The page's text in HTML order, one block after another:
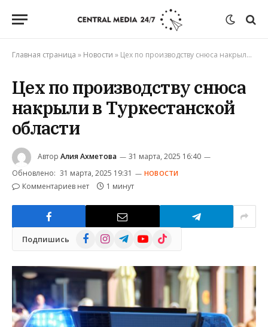
Главная страница » Новости » Цех по производству снюса накрыли в Туркестанской области
Цех по производству снюса
накрыли в Туркестанской
области
Автор Алия Ахметова
31 марта, 2025 16:40
Обновлено: 31 марта, 2025 19:31 НОВОСТИ
Комментариев нет 1 минут
Подпишись FacebookInstagramTelegramYouTube
TikTok